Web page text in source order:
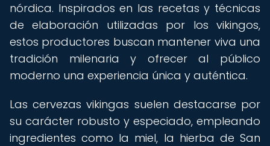
nórdica. Inspirados en las recetas y técnicas
de elaboración utilizadas por los vikingos,
estos productores buscan mantener viva una
tradición milenaria y ofrecer al público
moderno una experiencia única y auténtica.
Las cervezas vikingas suelen destacarse por
su carácter robusto y especiado, empleando
ingredientes como la miel, la hierba de San